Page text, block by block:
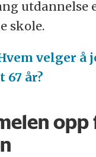
utdannelse
skole.
velger å
67 år?
opp